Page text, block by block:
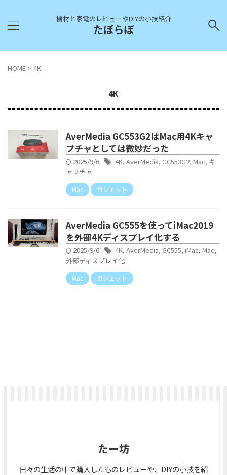
機材と家電のレビューやDIYの小技紹介
たぼらぼ
HOME > 4K
4K
AverMedia GC553G2はMac用4Kキャ
プチャとしては微妙だった
2025/9/6 4K, AverMedia, GC553G2, Mac, キ
ャプチャ
Mac ガジェット
AverMedia GC555を使ってiMac2019
を外部4Kディスプレイ化する
2025/9/6 4K, AverMedia, GC555, iMac, Mac,
外部ディスプレイ化
Mac ガジェット
たー坊
日々の生活の中で購入したものレビューや、DIYの小技を紹